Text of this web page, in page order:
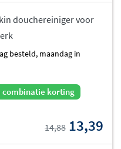
douchereiniger voor
combinatie korting
14,88 13,39